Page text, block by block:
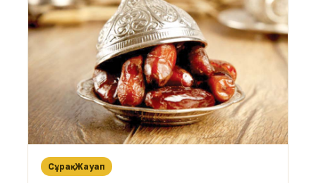
Сұрақ-Жауап